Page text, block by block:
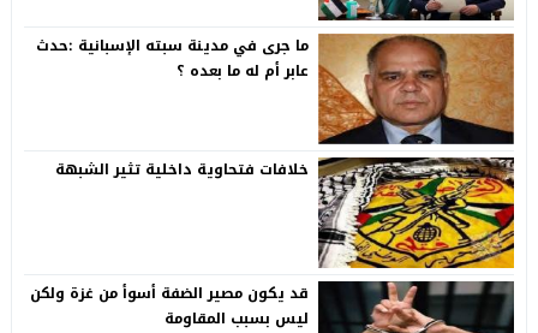
ما جرى في مدينة سبته الإسبانية :حدث
عابر أم له ما بعده ؟
خلافات فتحاوية داخلية تثير الشبهة
قد يكون مصير الضفة أسوأ من غزة ولكن
ليس بسبب المقاومة